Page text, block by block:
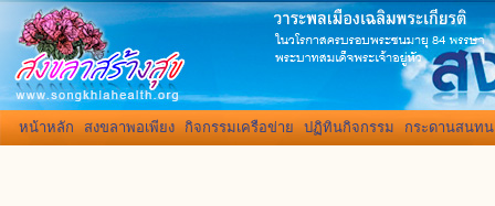
หน้าหลัก สงขลาพอเพียง กิจกรรมเครือข่าย ปฏิทินกิจกรรม กระดานสนท